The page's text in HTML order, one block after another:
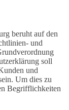
beruht auf den
und
soll
und
Um dies zu
Begrifflichkeiten